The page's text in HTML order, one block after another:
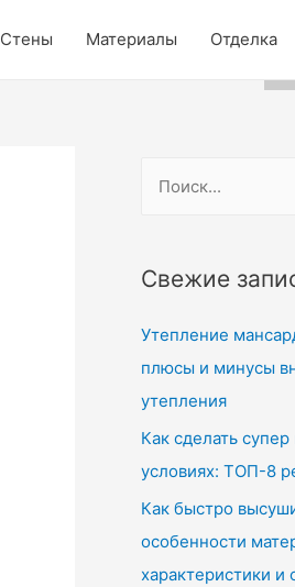
Стены Материалы Отделка
т
:
Свежие
Утепление
плюсы и минусы
утепления
Как сделать
условиях: ТОП-8
Как быстро
особенности
характеристики и